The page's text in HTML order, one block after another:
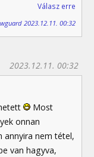
Válasz erre
2023.12.11. 00:32
2023.12.11. 00:32
Most
onnan
annyira nem tétel,
van hagyva,